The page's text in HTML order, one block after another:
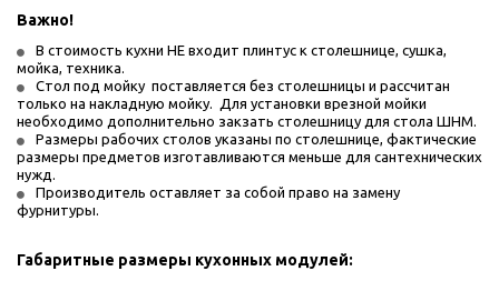
Важно!
В стоимость кухни НЕ входит плинтус к столешнице, сушка,
мойка, техника.
Стол под мойку  поставляется без столешницы и рассчитан
только на накладную мойку.  Для установки врезной мойки
необходимо дополнительно закзать столешницу для стола ШНМ.
Размеры рабочих столов указаны по столешнице, фактические
размеры предметов изготавливаются меньше для сантехнических
нужд.
Производитель оставляет за собой право на замену
фурнитуры.
Габаритные размеры кухонных модулей: